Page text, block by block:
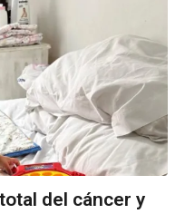
del cáncer y